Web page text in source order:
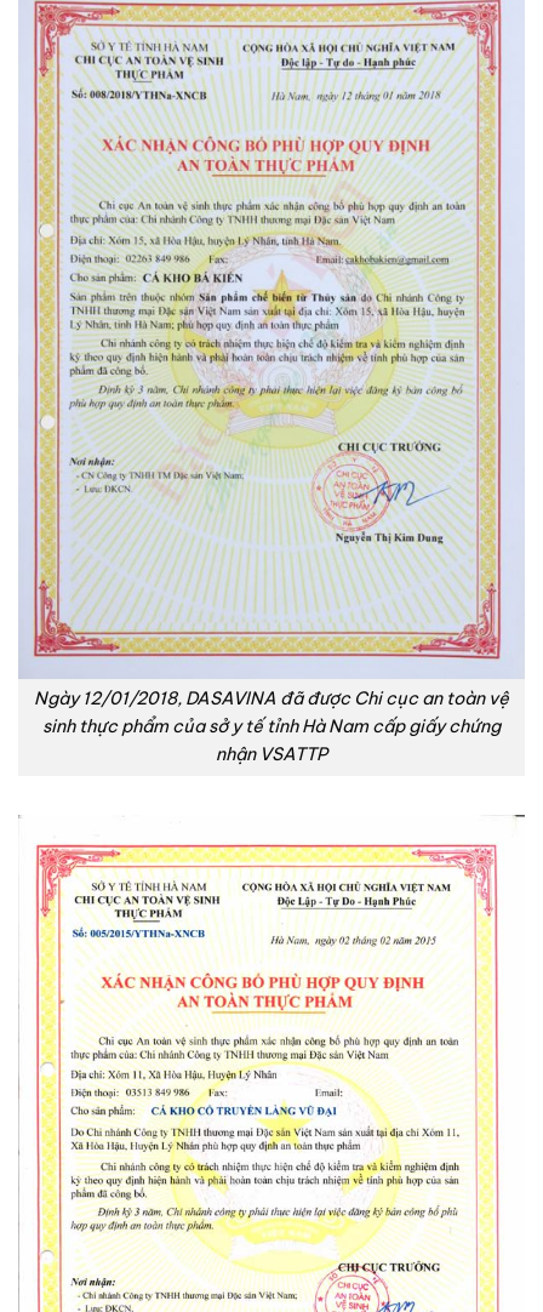
Ngày 12/01/2018, DASAVINA đã được Chi cục an toàn vệ
sinh thực phẩm của sở y tế tỉnh Hà Nam cấp giấy chứng
nhận VSATTP